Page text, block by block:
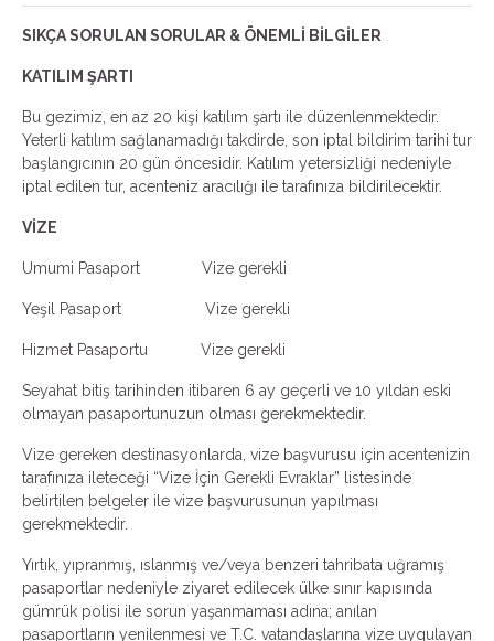
SIKÇA SORULAN SORULAR & ÖNEMLİ BİLGİLER
KATILIM ŞARTI
Bu gezimiz, en az 20 kişi katılım şartı ile düzenlenmektedir.
Yeterli katılım sağlanamadığı takdirde, son iptal bildirim tarihi tur
başlangıcının 20 gün öncesidir. Katılım yetersizliği nedeniyle
iptal edilen tur, acenteniz aracılığı ile tarafınıza bildirilecektir.
VİZE
Umumi Pasaport Vize gerekli
Yeşil Pasaport Vize gerekli
Hizmet Pasaportu Vize gerekli
Seyahat bitiş tarihinden itibaren 6 ay geçerli ve 10 yıldan eski
olmayan pasaportunuzun olması gerekmektedir.
Vize gereken destinasyonlarda, vize başvurusu için acentenizin
tarafınıza ileteceği “Vize İçin Gerekli Evraklar” listesinde
belirtilen belgeler ile vize başvurusunun yapılması
gerekmektedir.
Yırtık, yıpranmış, ıslanmış ve/veya benzeri tahribata uğramış
pasaportlar nedeniyle ziyaret edilecek ülke sınır kapısında
gümrük polisi ile sorun yaşanmaması adına; anılan
pasaportların yenilenmesi ve T.C. vatandaşlarına vize uygulayan